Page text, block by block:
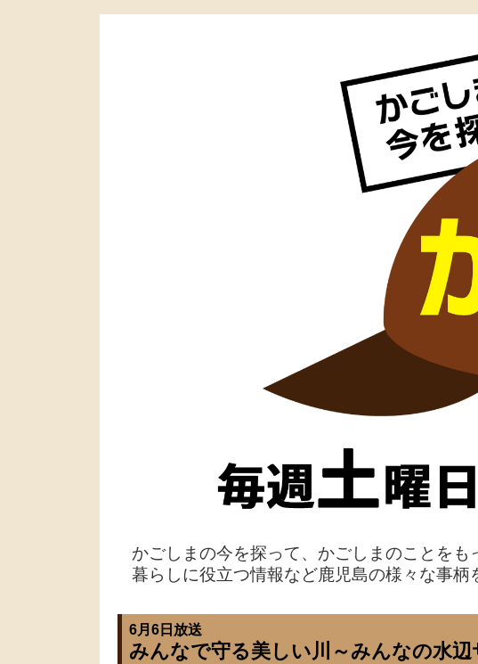
かごしまの今を探って、かごしまのことをも
暮らしに役立つ情報など鹿児島の様々な事柄
6月6日放送
みんなで守る美しい川～みんなの水辺